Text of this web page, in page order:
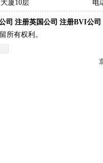
厦10层 电
司 注册英国公司 注册BVI公司
所有权利。